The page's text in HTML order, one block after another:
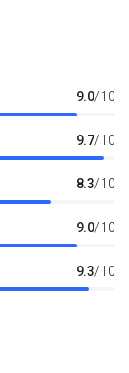
9.0/10
9.7/10
8.3/10
9.0/10
9.3/10